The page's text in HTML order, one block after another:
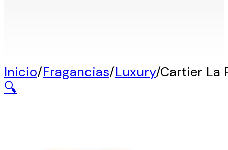
Inicio/Fragancias/Luxury/Cartier La
🔍